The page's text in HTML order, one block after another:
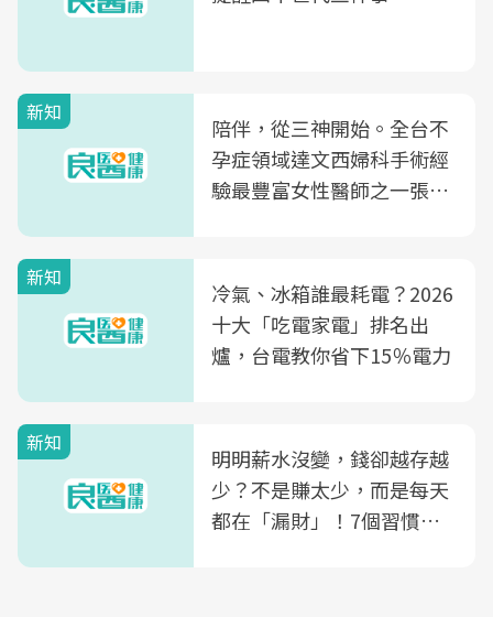
新知
陪伴，從三神開始。全台不
孕症領域達文西婦科手術經
驗最豐富女性醫師之一張永
光田醫院建構360度女性健
康照護生態圈
新知
冷氣、冰箱誰最耗電？2026
十大「吃電家電」排名出
爐，台電教你省下15％電力
新知
明明薪水沒變，錢卻越存越
少？不是賺太少，而是每天
都在「漏財」！7個習慣一